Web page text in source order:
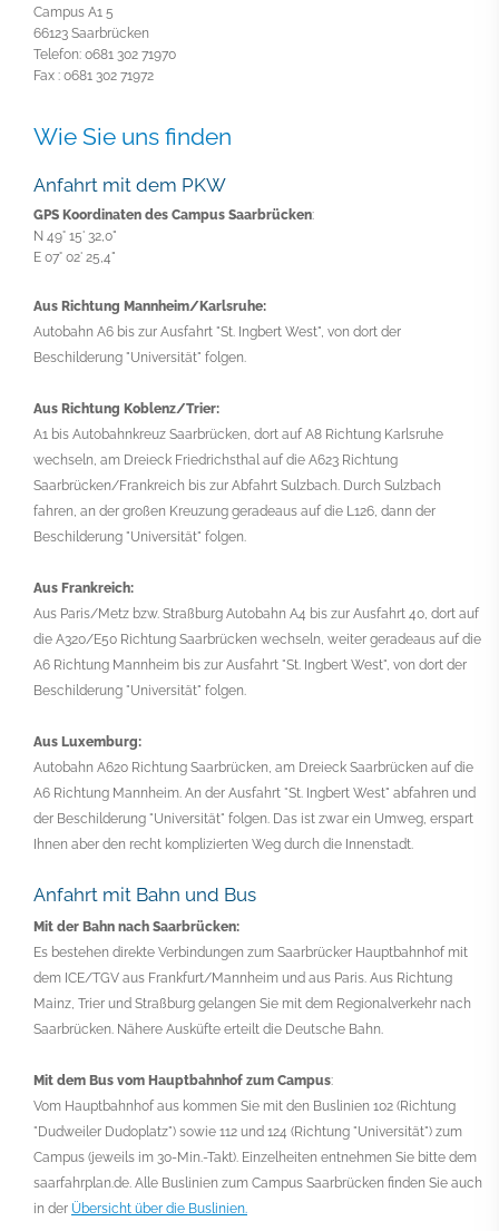
Campus A1 5
66123 Saarbrücken
Telefon: 0681 302 71970
Fax : 0681 302 71972
Wie Sie uns finden
Anfahrt mit dem PKW
GPS Koordinaten des Campus Saarbrücken:
N 49° 15' 32,0"
E 07° 02' 25,4"
Aus Richtung Mannheim/Karlsruhe:
Autobahn A6 bis zur Ausfahrt "St. Ingbert West", von dort der
Beschilderung "Universität" folgen.
Aus Richtung Koblenz/Trier:
A1 bis Autobahnkreuz Saarbrücken, dort auf A8 Richtung Karlsruhe
wechseln, am Dreieck Friedrichsthal auf die A623 Richtung
Saarbrücken/Frankreich bis zur Abfahrt Sulzbach. Durch Sulzbach
fahren, an der großen Kreuzung geradeaus auf die L126, dann der
Beschilderung "Universität" folgen.
Aus Frankreich:
Aus Paris/Metz bzw. Straßburg Autobahn A4 bis zur Ausfahrt 40, dort auf
die A320/E50 Richtung Saarbrücken wechseln, weiter geradeaus auf die
A6 Richtung Mannheim bis zur Ausfahrt "St. Ingbert West", von dort der
Beschilderung "Universität" folgen.
Aus Luxemburg:
Autobahn A620 Richtung Saarbrücken, am Dreieck Saarbrücken auf die
A6 Richtung Mannheim. An der Ausfahrt "St. Ingbert West" abfahren und
der Beschilderung "Universität" folgen. Das ist zwar ein Umweg, erspart
Ihnen aber den recht komplizierten Weg durch die Innenstadt.
Anfahrt mit Bahn und Bus
Mit der Bahn nach Saarbrücken:
Es bestehen direkte Verbindungen zum Saarbrücker Hauptbahnhof mit
dem ICE/TGV aus Frankfurt/Mannheim und aus Paris. Aus Richtung
Mainz, Trier und Straßburg gelangen Sie mit dem Regionalverkehr nach
Saarbrücken. Nähere Ausküfte erteilt die Deutsche Bahn.
Mit dem Bus vom Hauptbahnhof zum Campus:
Vom Hauptbahnhof aus kommen Sie mit den Buslinien 102 (Richtung
"Dudweiler Dudoplatz") sowie 112 und 124 (Richtung "Universität") zum
Campus (jeweils im 30-Min.-Takt). Einzelheiten entnehmen Sie bitte dem
saarfahrplan.de. Alle Buslinien zum Campus Saarbrücken finden Sie auch
in der Übersicht über die Buslinien.